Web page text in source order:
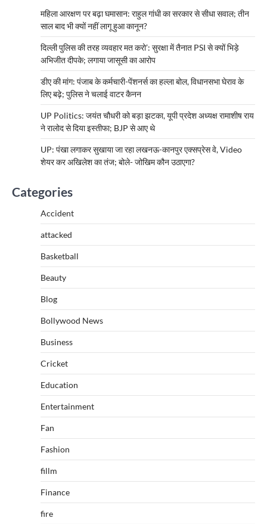
महिला आरक्षण पर बढ़ा घमासान: राहुल गांधी का सरकार से सीधा सवाल; तीन
साल बाद भी क्यों नहीं लागू हुआ कानून?
दिल्ली पुलिस की तरह व्यवहार मत करो’: सुरक्षा में तैनात PSI से क्यों भिड़े
अभिजीत दीपके; लगाया जासूसी का आरोप
डीए की मांग: पंजाब के कर्मचारी-पेंशनर्स का हल्ला बोल, विधानसभा घेराव के
लिए बढ़े; पुलिस ने चलाई वाटर कैनन
UP Politics: जयंत चौधरी को बड़ा झटका, यूपी प्रदेश अध्यक्ष रामाशीष राय
ने रालोद से दिया इस्तीफा; BJP से आए थे
UP: पंखा लगाकर सुखाया जा रहा लखनऊ-कानपुर एक्सप्रेस वे, Video
शेयर कर अखिलेश का तंज; बोले- जोखिम कौन उठाएगा?
Categories
Accident
attacked
Basketball
Beauty
Blog
Bollywood News
Business
Cricket
Education
Entertainment
Fan
Fashion
fillm
Finance
fire